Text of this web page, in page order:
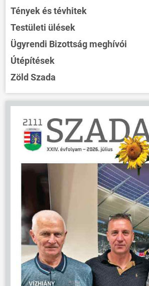
Tények és tévhitek
Testületi ülések
Ügyrendi Bizottság meghívói
Útépítések
Zöld Szada